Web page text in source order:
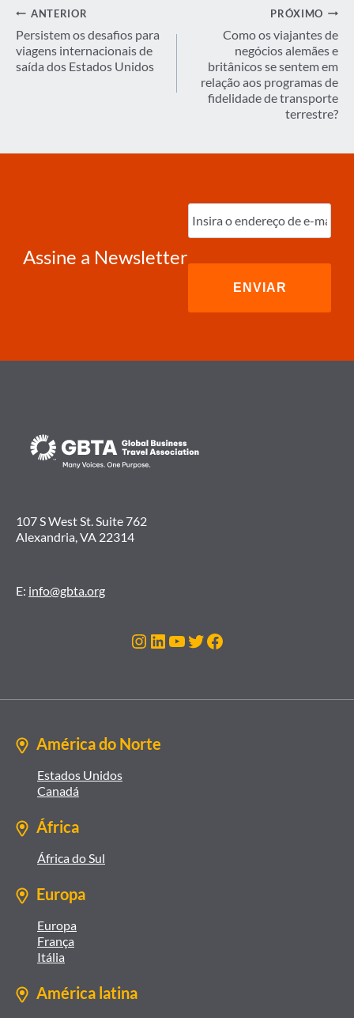
Navegação
de
Post
ANTERIOR
Persistem os desafios para
viagens internacionais de
saída dos Estados Unidos
PRÓXIMO
Como os viajantes de
negócios alemães e
britânicos se sentem em
relação aos programas de
fidelidade de transporte
terrestre?
Assine a Newsletter
Digite
o
e-
107 S West St. Suite 762
Alexandria, VA 22314
E: info@gbta.org
Instagram
LinkedIn
Youtube
Twitter
Facebook
América do Norte
Estados Unidos
Canadá
África
África do Sul
Europa
Europa
França
Itália
América latina